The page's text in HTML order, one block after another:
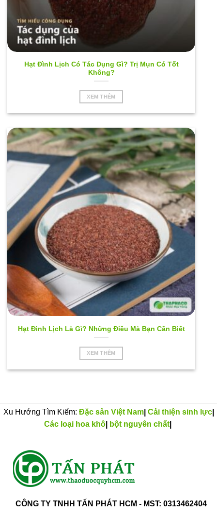
Hạt Đình Lịch Có Tác Dụng Gì? Trị Mụn Có Tốt
Không?
XEM THÊM
Hạt Đình Lịch Là Gì? Những Điều Mà Bạn Cần Biết
XEM THÊM
Xu Hướng Tìm Kiếm: Đặc sản Việt Nam| Cải thiện sinh lực|
Các loại hoa khô| bột nguyên chất|
CÔNG TY TNHH TẤN PHÁT HCM - MST: 0313462404